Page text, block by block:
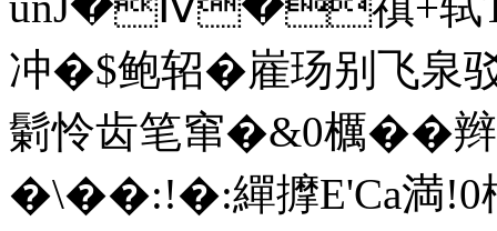
冲�$鲍轺�嵟玚别飞泉驳
鬎怜齿笔窜�&0櫔��
�\��:!�:繟擵E'Ca満!0